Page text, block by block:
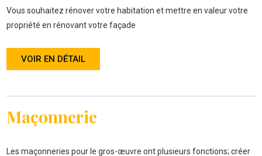
Vous souhaitez rénover votre habitation et mettre en valeur votre
propriété en rénovant votre façade
VOIR EN DÉTAIL
Maçonnerie
Les maçonneries pour le gros-œuvre ont plusieurs fonctions; créer